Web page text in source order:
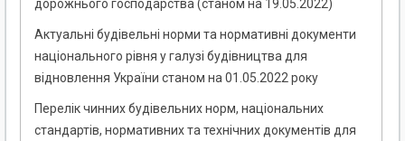
дорожнього господарства (станом на 19.05.2022)
Актуальні будівельні норми та нормативні документи
національного рівня у галузі будівництва для
відновлення України станом на 01.05.2022 року
Перелік чинних будівельних норм, національних
стандартів, нормативних та технічних документів для